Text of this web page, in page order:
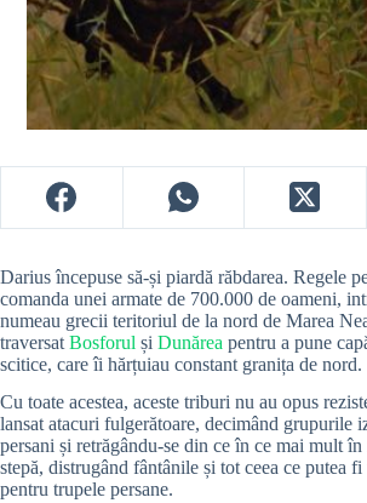
Darius începuse să-și piardă răbdarea. Regele
comanda unei armate de 700.000 de oameni,
numeau grecii teritoriul de la nord de Marea
traversat Bosforul și Dunărea pentru a pune
scitice, care îi hărțuiau constant granița de nord.
Cu toate acestea, aceste triburi nu au opus
lansat atacuri fulgerătoare, decimând grupurile
persani și retrăgându-se din ce în ce mai mult
stepă, distrugând fântânile și tot ceea ce putea
pentru trupele persane.